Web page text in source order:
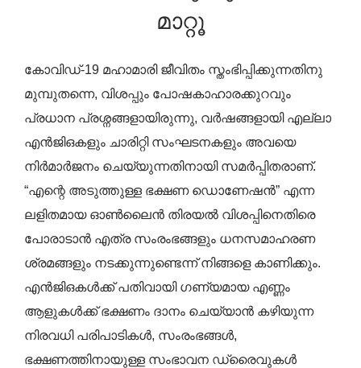
മാറ്റൂ
കോവിഡ്-19 മഹാമാരി ജീവിതം സ്തംഭിപ്പിക്കുന്നതിനു
മുമ്പുതന്നെ, വിശപ്പും പോഷകാഹാരക്കുറവും
പ്രധാന പ്രശ്നങ്ങളായിരുന്നു, വർഷങ്ങളായി എല്ലാ
എൻ‌ജി‌ഒകളും ചാരിറ്റി സംഘടനകളും അവയെ
നിർമാർജനം ചെയ്യുന്നതിനായി സമർപ്പിതരാണ്.
“എന്റെ അടുത്തുള്ള ഭക്ഷണ ഡൊണേഷൻ” എന്ന
ലളിതമായ ഓൺലൈൻ തിരയൽ വിശപ്പിനെതിരെ
പോരാടാൻ എത്ര സംരംഭങ്ങളും ധനസമാഹരണ
ശ്രമങ്ങളും നടക്കുന്നുണ്ടെന്ന് നിങ്ങളെ കാണിക്കും.
എൻ‌ജി‌ഒകൾക്ക് പതിവായി ഗണ്യമായ എണ്ണം
ആളുകൾക്ക് ഭക്ഷണം ദാനം ചെയ്യാൻ കഴിയുന്ന
നിരവധി പരിപാടികൾ, സംരംഭങ്ങൾ,
ഭക്ഷണത്തിനായുള്ള സംഭാവന ഡ്രൈവുകൾ